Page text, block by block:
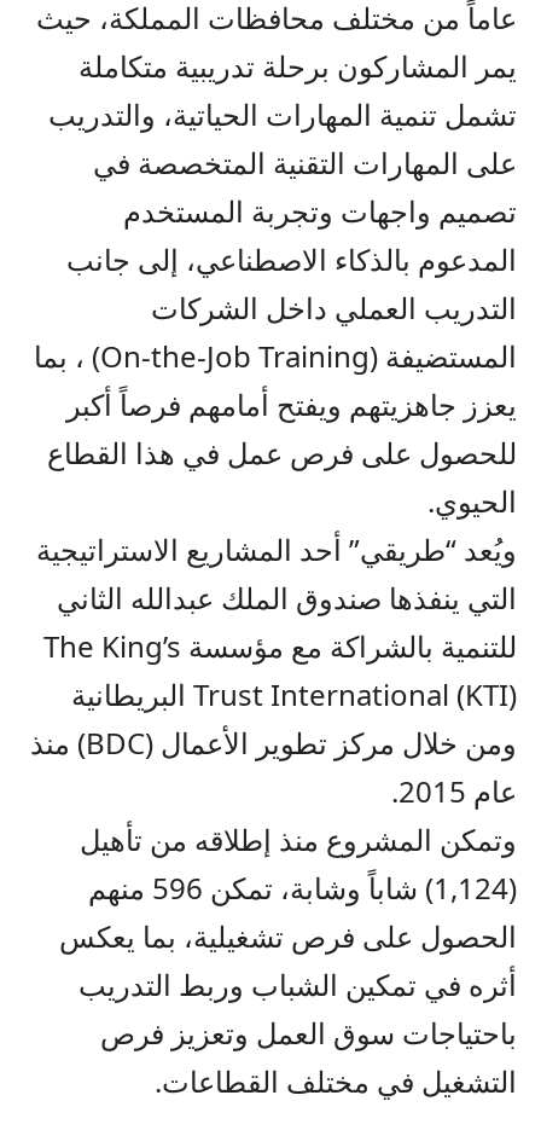
عاماً من مختلف محافظات المملكة، حيث
يمر المشاركون برحلة تدريبية متكاملة
تشمل تنمية المهارات الحياتية، والتدريب
على المهارات التقنية المتخصصة في
تصميم واجهات وتجربة المستخدم
المدعوم بالذكاء الاصطناعي، إلى جانب
التدريب العملي داخل الشركات
المستضيفة (On-the-Job Training) ، بما
يعزز جاهزيتهم ويفتح أمامهم فرصاً أكبر
للحصول على فرص عمل في هذا القطاع
الحيوي.
ويُعد “طريقي” أحد المشاريع الاستراتيجية
التي ينفذها صندوق الملك عبدالله الثاني
للتنمية بالشراكة مع مؤسسة The King’s
Trust International (KTI) البريطانية
ومن خلال مركز تطوير الأعمال (BDC) منذ
عام 2015.
وتمكن المشروع منذ إطلاقه من تأهيل
(1,124) شاباً وشابة، تمكن 596 منهم
الحصول على فرص تشغيلية، بما يعكس
أثره في تمكين الشباب وربط التدريب
باحتياجات سوق العمل وتعزيز فرص
التشغيل في مختلف القطاعات.